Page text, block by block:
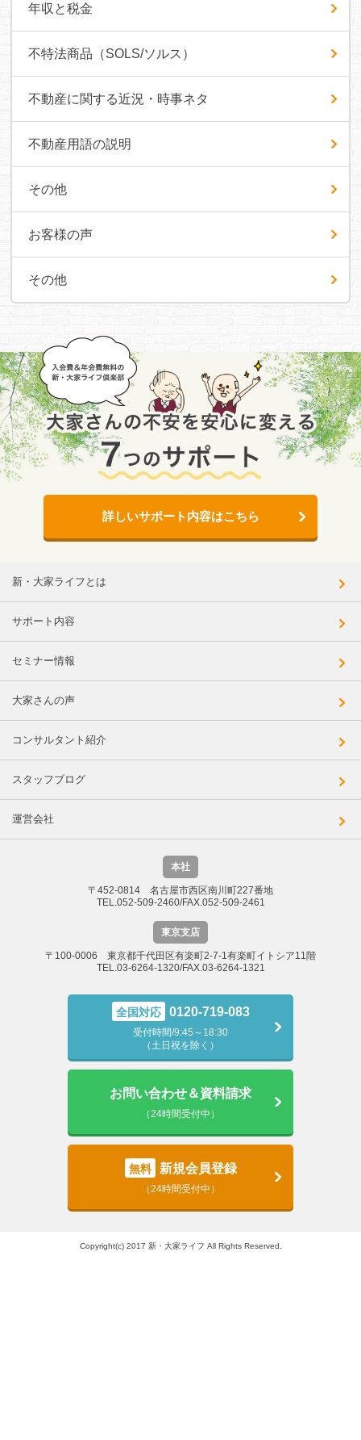
年収と税金
不特法商品（SOLS/ソルス）
不動産に関する近況・時事ネタ
不動産用語の説明
その他
お客様の声
その他
詳しいサポート内容はこちら
新・大家ライフとは
サポート内容
セミナー情報
大家さんの声
コンサルタント紹介
スタッフブログ
運営会社
本社
〒452-0814 名古屋市西区南川町227番地
TEL.052-509-2460/FAX.052-509-2461
東京支店
〒100-0006 東京都千代田区有楽町2-7-1有楽町イトシア11階
TEL.03-6264-1320/FAX.03-6264-1321
全国対応 0120-719-083
受付時間/9:45～18:30
（土日祝を除く）
お問い合わせ＆資料請求
（24時間受付中）
無料 新規会員登録
（24時間受付中）
Copyright(c) 2017 新・大家ライフ All Rights Reserved.